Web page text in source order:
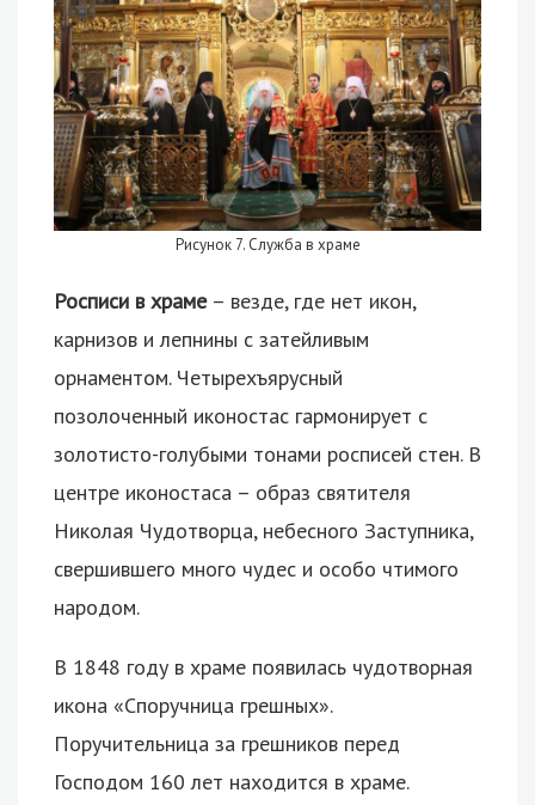
Рисунок 7. Служба в храме
Росписи в храме– везде, где нет икон,
карнизов и лепнины с затейливым
орнаментом. Четырехъярусный
позолоченный иконостас гармонирует с
золотисто-голубыми тонами росписей стен. В
центре иконостаса – образ святителя
Николая Чудотворца, небесного Заступника,
свершившего много чудес и особо чтимого
народом.
В 1848 году в храме появилась чудотворная
икона «Споручница грешных».
Поручительница за грешников перед
Господом 160 лет находится в храме.